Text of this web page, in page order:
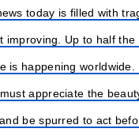
today is filled with
improving. Up to half
is happening
appreciate the
be spurred to act